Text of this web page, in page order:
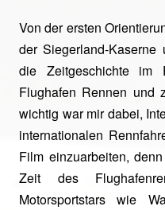
Von der ersten
der Siegerland-
die Zeitgeschichte im
Flughafen Rennen und
wichtig war mir dabei,
internationalen
Film einzuarbeiten,
Zeit des
Motorsportstars wie